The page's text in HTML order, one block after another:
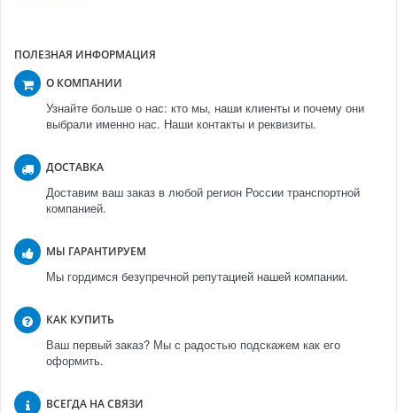
ПОЛЕЗНАЯ ИНФОРМАЦИЯ
О КОМПАНИИ
Узнайте больше о нас: кто мы, наши клиенты и почему они
выбрали именно нас. Наши контакты и реквизиты.
ДОСТАВКА
Доставим ваш заказ в любой регион России транспортной
компанией.
МЫ ГАРАНТИРУЕМ
Мы гордимся безупречной репутацией нашей компании.
КАК КУПИТЬ
Ваш первый заказ? Мы с радостью подскажем как его
оформить.
ВСЕГДА НА СВЯЗИ